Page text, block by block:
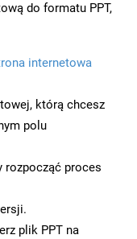
do formatu PPT,
internetowa
którą chcesz
polu
rozpocząć proces
plik PPT na